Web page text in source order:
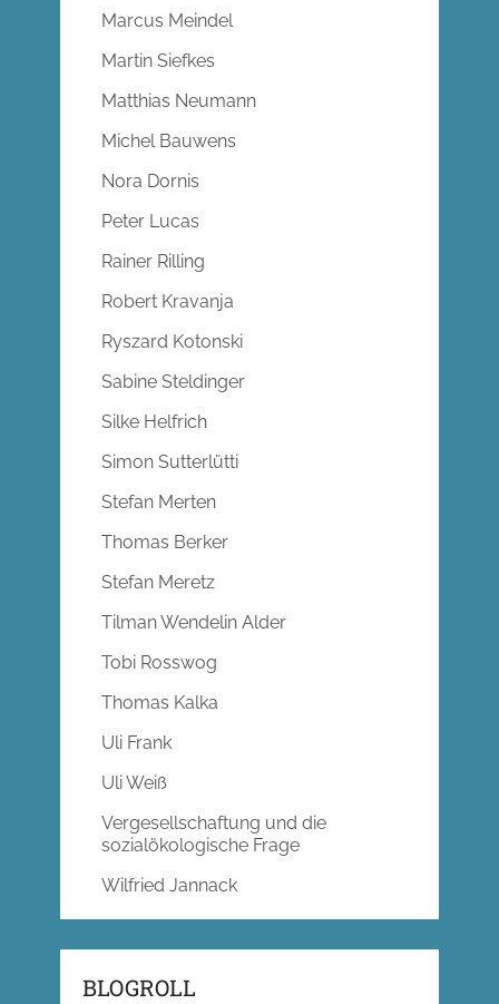
Marcus Meindel
Martin Siefkes
Matthias Neumann
Michel Bauwens
Nora Dornis
Peter Lucas
Rainer Rilling
Robert Kravanja
Ryszard Kotonski
Sabine Steldinger
Silke Helfrich
Simon Sutterlütti
Stefan Merten
Thomas Berker
Stefan Meretz
Tilman Wendelin Alder
Tobi Rosswog
Thomas Kalka
Uli Frank
Uli Weiß
Vergesellschaftung und die
sozialökologische Frage
Wilfried Jannack
BLOGROLL